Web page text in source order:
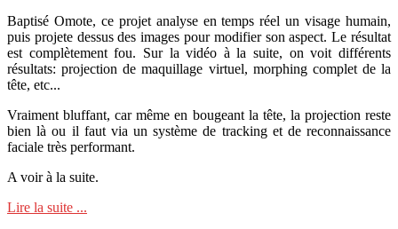
Baptisé Omote, ce projet analyse en temps réel un visage humain,
puis projete dessus des images pour modifier son aspect. Le résultat
est complètement fou. Sur la vidéo à la suite, on voit différents
résultats: projection de maquillage virtuel, morphing complet de la
tête, etc...
Vraiment bluffant, car même en bougeant la tête, la projection reste
bien là ou il faut via un système de tracking et de reconnaissance
faciale très performant.
A voir à la suite.
Lire la suite ...